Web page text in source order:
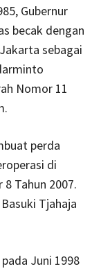
Gubernur
becak dengan
sebagai
Nomor 11
perda
di
Tahun 2007.
Tjahaja
Juni 1998